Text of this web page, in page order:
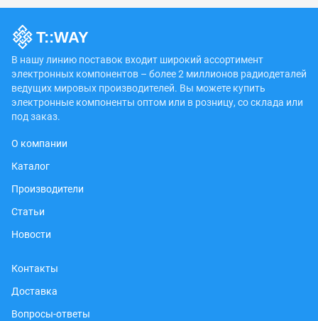
В нашу линию поставок входит широкий ассортимент
электронных компонентов – более 2 миллионов радиодеталей
ведущих мировых производителей. Вы можете купить
электронные компоненты оптом или в розницу, со склада или
под заказ.
О компании
Каталог
Производители
Статьи
Новости
Контакты
Доставка
Вопросы-ответы